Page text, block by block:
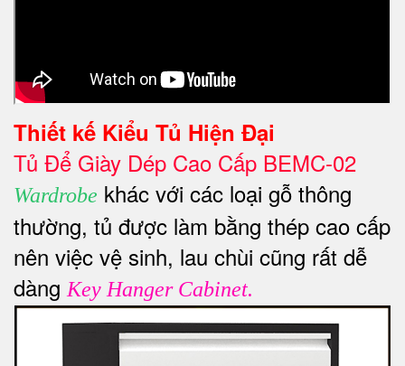
Thiết kế Kiểu Tủ Hiện Đại
Tủ Để Giày Dép Cao Cấp BEMC-02
Wardrobe khác với các loại gỗ thông
thường, tủ được làm bằng thép cao cấp
nên việc vệ sinh, lau chùi cũng rất dễ
dàng Key Hanger Cabinet.